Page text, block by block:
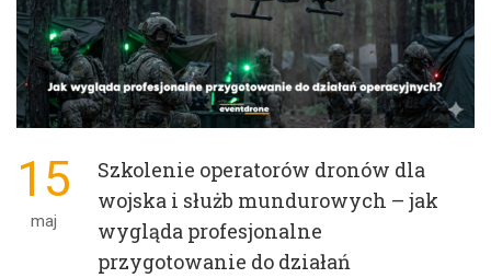
15
maj
Szkolenie operatorów dronów dla
wojska i służb mundurowych – jak
wygląda profesjonalne
przygotowanie do działań